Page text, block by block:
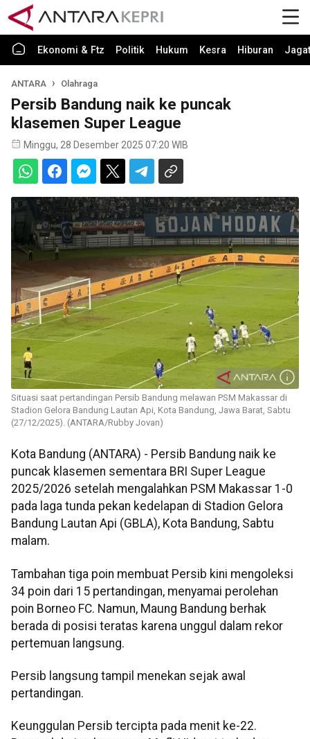
Ekonomi & Ftz Politik Hukum Kesra Hiburan Jagat
ANTARA Olahraga
Persib Bandung naik ke puncak
klasemen Super League
Minggu, 28 Desember 2025 07:20 WIB
Situasi saat pertandingan Persib Bandung melawan PSM Makassar di
Stadion Gelora Bandung Lautan Api, Kota Bandung, Jawa Barat, Sabtu
(27/12/2025). (ANTARA/Rubby Jovan)
Kota Bandung (ANTARA) - Persib Bandung naik ke
puncak klasemen sementara BRI Super League
2025/2026 setelah mengalahkan PSM Makassar 1-0
pada laga tunda pekan kedelapan di Stadion Gelora
Bandung Lautan Api (GBLA), Kota Bandung, Sabtu
malam.
Tambahan tiga poin membuat Persib kini mengoleksi
34 poin dari 15 pertandingan, menyamai perolehan
poin Borneo FC. Namun, Maung Bandung berhak
berada di posisi teratas karena unggul dalam rekor
pertemuan langsung.
Persib langsung tampil menekan sejak awal
pertandingan.
Keunggulan Persib tercipta pada menit ke-22.